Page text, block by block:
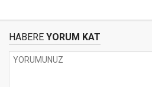
HABERE YORUM KAT